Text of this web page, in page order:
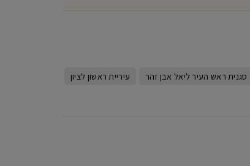
סגנית ראש העיר ליאל אבן זהר
עיריית ראשון לציון